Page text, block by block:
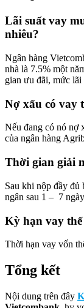
Lãi suất vay
nhiêu?
Ngân hàng
nhà là 7.5% một
gian ưu đãi, mức lãi
Nợ xấu có vay
Nếu đang có nó nợ
của ngân hàng
Thời gian giải
Sau khi nộp đầy đủ
ngân sau 1 – 7
Kỳ hạn vay
Thời hạn vay vốn
Tổng kết
Nội dung trên đây